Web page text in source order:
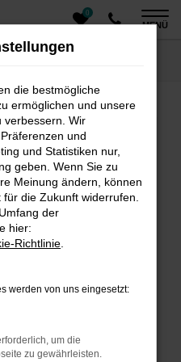
0
MENÜ
dir helfen können:
und deine
zum Beispiel deine
verhindern.
anderen Browser
die bestmögliche
ermöglichen und unsere
verbessern. Wir
und
und Statistiken nur,
geben. Wenn Sie zu
Meinung ändern, können
die Zukunft widerrufen.
der
hier:
Richtlinie
werden von uns eingesetzt:
um die
zu gewährleisten.